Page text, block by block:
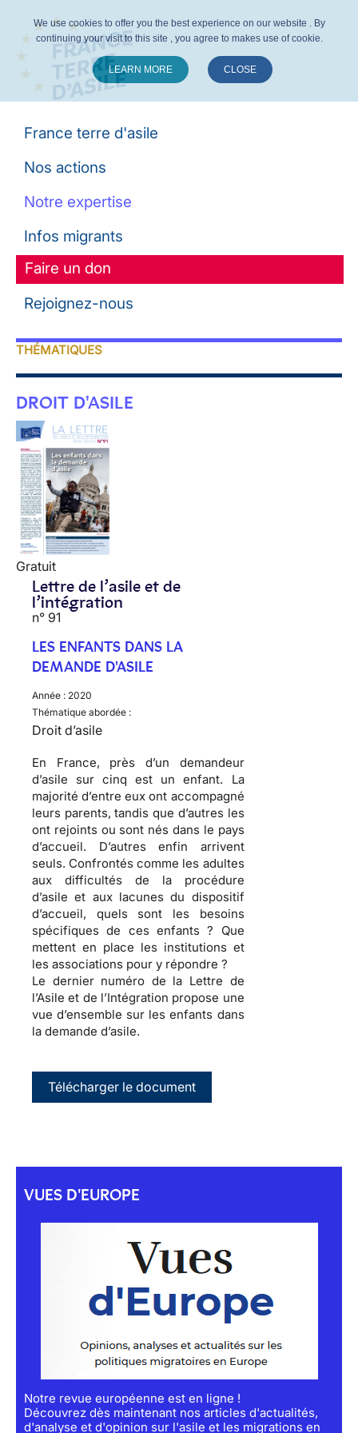
France terre d'asile
Nos actions
Notre expertise
Infos migrants
Faire un don
Rejoignez-nous
THÉMATIQUES
DROIT D'ASILE
Gratuit
Lettre de l’asile et de
l’intégration
n° 91
LES ENFANTS DANS LA
DEMANDE D'ASILE
Année : 2020
Thématique abordée :
Droit d’asile
En France, près d’un demandeur
d’asile sur cinq est un enfant. La
majorité d’entre eux ont accompagné
leurs parents, tandis que d’autres les
ont rejoints ou sont nés dans le pays
d’accueil. D’autres enfin arrivent
seuls. Confrontés comme les adultes
aux difficultés de la procédure
d’asile et aux lacunes du dispositif
d’accueil, quels sont les besoins
spécifiques de ces enfants ? Que
mettent en place les institutions et
les associations pour y répondre ?
Le dernier numéro de la Lettre de
l’Asile et de l’Intégration propose une
vue d’ensemble sur les enfants dans
la demande d’asile.
Télécharger le document
VUES D'EUROPE
Notre revue européenne est en ligne !
Découvrez dès maintenant nos articles d'actualités,
d'analyse et d'opinion sur l'asile et les migrations en
We use cookies to offer you the best experience on our website . By
continuing your visit to this site , you agree to makes use of cookie.
LEARN MORE CLOSE